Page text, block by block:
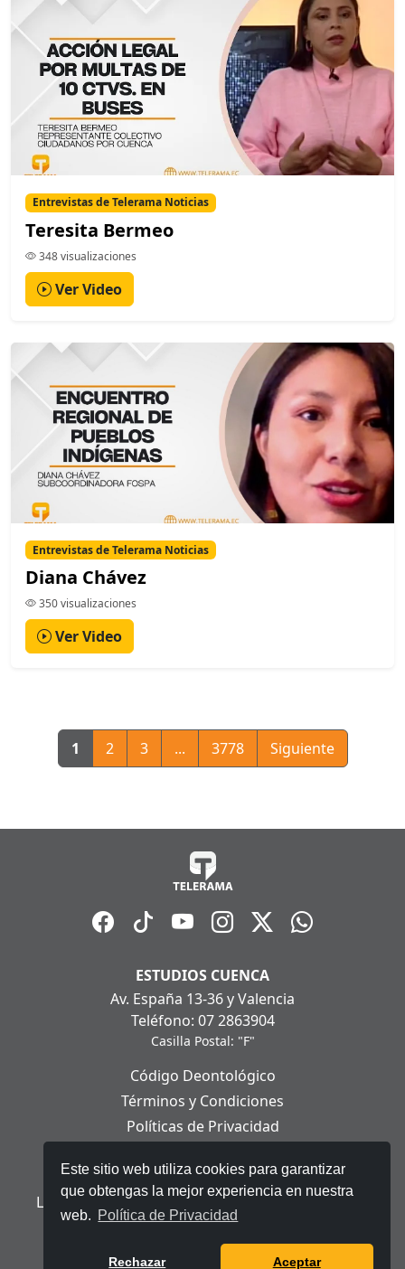
Este sitio web utiliza cookies para garantizar
que obtengas la mejor experiencia en nuestra
web. Política de Privacidad
Rechazar Aceptar
Entrevistas de Telerama Noticias
Teresita Bermeo
348 visualizaciones
Ver Video
Entrevistas de Telerama Noticias
Diana Chávez
350 visualizaciones
Ver Video
1 2 3 ... 3778 Siguiente
ESTUDIOS CUENCA
Av. España 13-36 y Valencia
Teléfono: 07 2863904
Casilla Postal: "F"
Código Deontológico
Términos y Condiciones
Políticas de Privacidad
Aviso Legal
Ley Orgánica de Protección de Datos Personales
© 2025 Telerama - Todos los derechos reservados.